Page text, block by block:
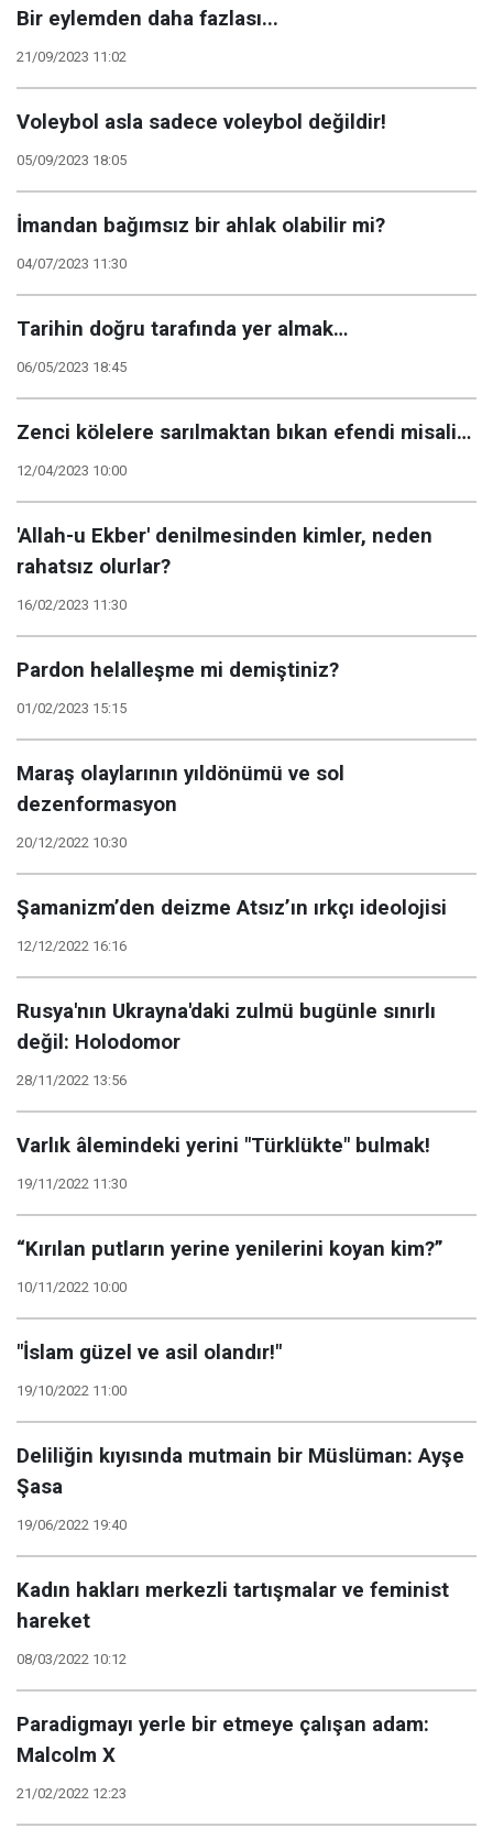
Bir eylemden daha fazlası...
21/09/2023 11:02
Voleybol asla sadece voleybol değildir!
05/09/2023 18:05
İmandan bağımsız bir ahlak olabilir mi?
04/07/2023 11:30
Tarihin doğru tarafında yer almak…
06/05/2023 18:45
Zenci kölelere sarılmaktan bıkan efendi misali…
12/04/2023 10:00
'Allah-u Ekber' denilmesinden kimler, neden
rahatsız olurlar?
16/02/2023 11:30
Pardon helalleşme mi demiştiniz?
01/02/2023 15:15
Maraş olaylarının yıldönümü ve sol
dezenformasyon
20/12/2022 10:30
Şamanizm’den deizme Atsız’ın ırkçı ideolojisi
12/12/2022 16:16
Rusya'nın Ukrayna'daki zulmü bugünle sınırlı
değil: Holodomor
28/11/2022 13:56
Varlık âlemindeki yerini "Türklükte" bulmak!
19/11/2022 11:30
“Kırılan putların yerine yenilerini koyan kim?”
10/11/2022 10:00
"İslam güzel ve asil olandır!"
19/10/2022 11:00
Deliliğin kıyısında mutmain bir Müslüman: Ayşe
Şasa
19/06/2022 19:40
Kadın hakları merkezli tartışmalar ve feminist
hareket
08/03/2022 10:12
Paradigmayı yerle bir etmeye çalışan adam:
Malcolm X
21/02/2022 12:23